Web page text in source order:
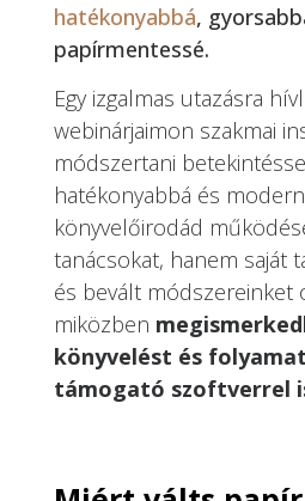
hatékonyabbá,
papírmentessé.
Egy izgalmas utazásra
webinárjaimon szakmai
módszertani
hatékonyabbá és
könyvelőirodád
tanácsokat, hanem saját
és bevált módszereinket
miközben
könyvelést és
támogató szoftverrel